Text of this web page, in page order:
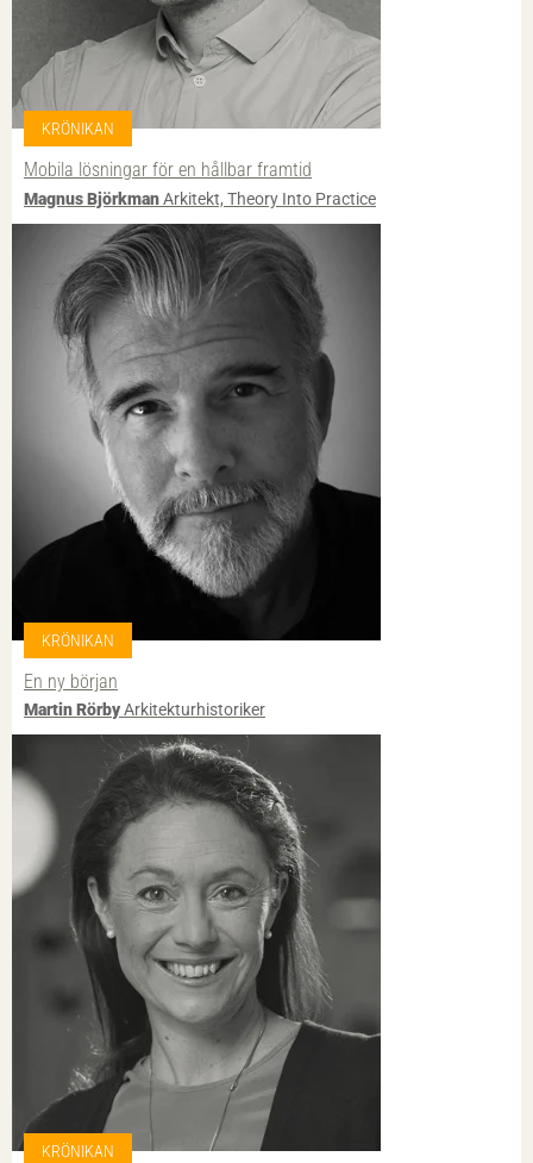
KRÖNIKAN
Mobila lösningar för en hållbar framtid
Magnus BjörkmanArkitekt, Theory Into Practice
KRÖNIKAN
En ny början
Martin RörbyArkitekturhistoriker
KRÖNIKAN